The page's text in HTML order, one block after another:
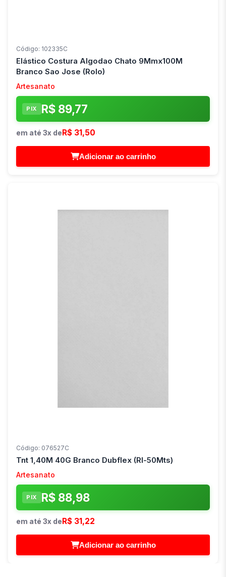
Código: 102335C
Elástico Costura Algodao Chato 9Mmx100M
Branco Sao Jose (Rolo)
Artesanato
PIX R$ 89,77
em até 3x deR$ 31,50
Adicionar ao carrinho
Código: 076527C
Tnt 1,40M 40G Branco Dubflex (Rl-50Mts)
Artesanato
PIX R$ 88,98
em até 3x deR$ 31,22
Adicionar ao carrinho